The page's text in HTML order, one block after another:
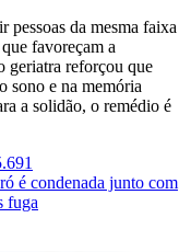
pessoas da mesma faixa
favoreçam a
geriatra reforçou que
sono e na memória
a solidão, o remédio é
é condenada junto com
fuga